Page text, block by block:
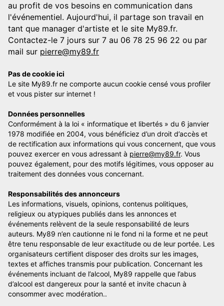
au profit de vos besoins en communication dans
l'événementiel. Aujourd'hui, il partage son travail en
tant que manager d'artiste et le site My89.fr.
Contactez-le 7 jours sur 7 au 06 78 25 96 22 ou par
mail sur pierre@my89.fr
Pas de cookie ici
Le site My89.fr ne comporte aucun cookie censé vous profiler
et vous pister sur internet !
Données personnelles
Conformément à la loi « informatique et libertés » du 6 janvier
1978 modifiée en 2004, vous bénéficiez d’un droit d’accès et
de rectification aux informations qui vous concernent, que vous
pouvez exercer en vous adressant à pierre@my89.fr. Vous
pouvez également, pour des motifs légitimes, vous opposer au
traitement des données vous concernant.
Responsabilités des annonceurs
Les informations, visuels, opinions, contenus politiques,
religieux ou atypiques publiés dans les annonces et
événements relèvent de la seule responsabilité de leurs
auteurs. My89 n’en cautionne ni le fond ni la forme et ne peut
être tenu responsable de leur exactitude ou de leur portée. Les
organisateurs certifient disposer des droits sur les images,
textes et affiches transmis pour publication. Concernant les
événements incluant de l’alcool, My89 rappelle que l’abus
d’alcool est dangereux pour la santé et invite chacun à
consommer avec modération..